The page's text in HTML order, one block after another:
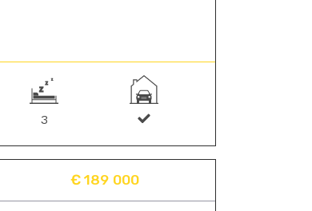
3
€ 189 000